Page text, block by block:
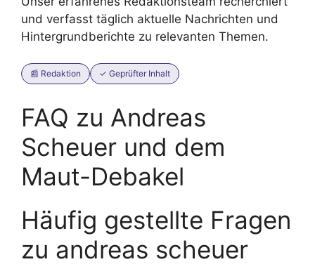
und verfasst täglich aktuelle Nachrichten und
Hintergrundberichte zu relevanten Themen.
📰 Redaktion ✓ Geprüfter Inhalt
FAQ zu Andreas
Scheuer und dem
Maut-Debakel
Häufig gestellte Fragen
zu andreas scheuer